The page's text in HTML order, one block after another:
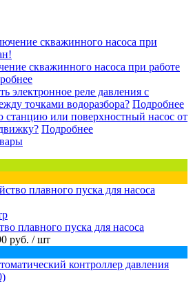
скважинного насоса при работе
электронное реле давления с
точками водоразбора? Подробнее
станцию или поверхностный насос от
Подробнее
плавного пуска для насоса
руб. / шт